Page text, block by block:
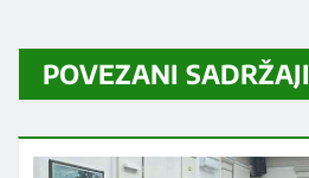
POVEZANI SADRŽAJI